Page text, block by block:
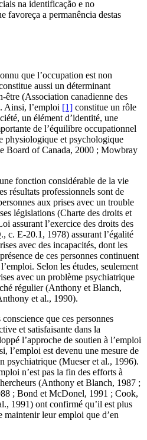
na identificação e no
favoreça a permanência destas
que l’occupation est non
aussi un déterminant
être (Association canadienne des
Ainsi, l’emploi [1] constitue un rôle
un élément d’identité, une
de l’équilibre occupationnel
physiologique et psychologique
Board of Canada, 2000 ; Mowbray
fonction considérable de la vie
résultats professionnels sont de
aux prises avec un trouble
législations (Charte des droits et
assurant l’exercice des droits des
c. E-20.1, 1978) assurant l’égalité
avec des incapacités, dont les
de ces personnes continuent
Selon les études, seulement
avec un problème psychiatrique
régulier (Anthony et Blanch,
et al., 1990).
que ces personnes
et satisfaisante dans la
l’approche de soutien à l’emploi
l’emploi est devenu une mesure de
psychiatrique (Mueser et al., 1996).
n’est pas la fin des efforts à
(Anthony et Blanch, 1987 ;
; Bond et McDonel, 1991 ; Cook,
1991) ont confirmé qu’il est plus
leur emploi que d’en